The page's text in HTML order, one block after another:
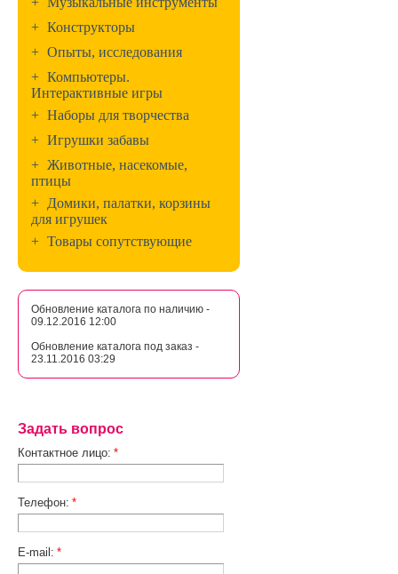
+ Конструкторы
+ Опыты, исследования
+ Компьютеры.
Интерактивные игры
+ Наборы для творчества
+ Игрушки забавы
+ Животные, насекомые,
птицы
+ Домики, палатки, корзины
для игрушек
+ Товары сопутствующие
Обновление каталога по наличию -
09.12.2016 12:00
Обновление каталога под заказ -
23.11.2016 03:29
Задать вопрос
Контактное лицо: *
Телефон: *
E-mail: *